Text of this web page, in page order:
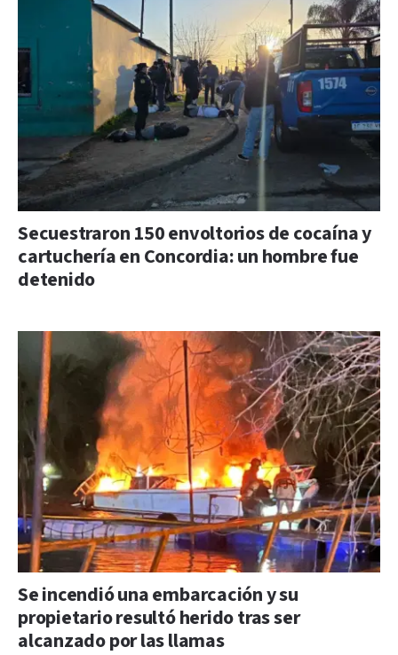
Secuestraron 150 envoltorios de cocaína y
cartuchería en Concordia: un hombre fue
detenido
Se incendió una embarcación y su
propietario resultó herido tras ser
alcanzado por las llamas